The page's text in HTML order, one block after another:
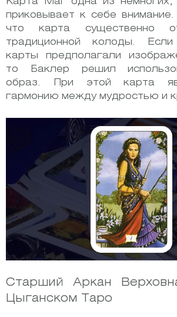
приковывает к себе
что карта существенно
традиционной колоды. Если
карты предполагали
то Баклер решил
образ. При этой карта
гармонию между мудростью и
Старший Аркан
Цыганском Таро